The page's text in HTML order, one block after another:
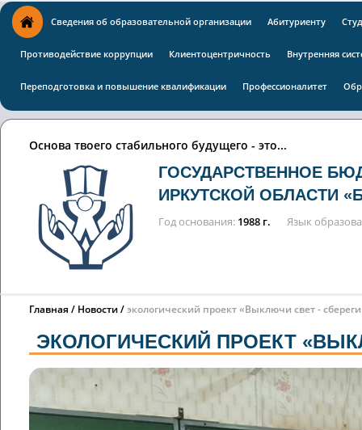
Сведения об образовательной организации Абитуриенту
Противодействие коррупции Клиентоцентричность Внутренняя
Переподготовка и повышение квалификации Профессионалитет
Основа твоего стабильного будущего - это...
ГОСУДАРСТВЕННОЕ
ИРКУТСКОЙ ОБЛАСТИ
Год основания 1988 г. Язык
Главная Новости экологический проект «Выключи свет -
ЭКОЛОГИЧЕСКИЙ ПРОЕКТ